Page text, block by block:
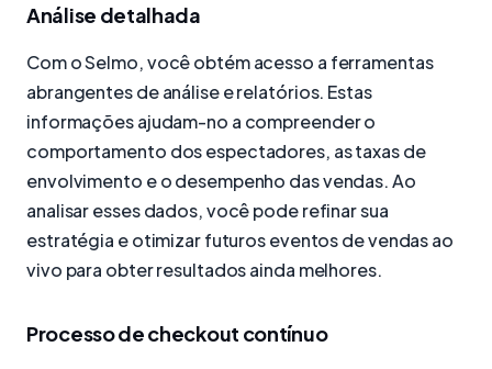
Análise detalhada
Com o Selmo, você obtém acesso a ferramentas
abrangentes de análise e relatórios. Estas
informações ajudam-no a compreender o
comportamento dos espectadores, as taxas de
envolvimento e o desempenho das vendas. Ao
analisar esses dados, você pode refinar sua
estratégia e otimizar futuros eventos de vendas ao
vivo para obter resultados ainda melhores.
Processo de checkout contínuo